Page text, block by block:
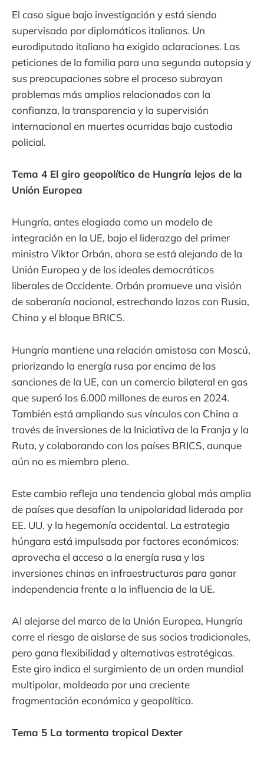
El caso sigue bajo investigación y está siendo
supervisado por diplomáticos italianos. Un
eurodiputado italiano ha exigido aclaraciones. Las
peticiones de la familia para una segunda autopsia y
sus preocupaciones sobre el proceso subrayan
problemas más amplios relacionados con la
confianza, la transparencia y la supervisión
internacional en muertes ocurridas bajo custodia
policial.
Tema 4 El giro geopolítico de Hungría lejos de la
Unión Europea
Hungría, antes elogiada como un modelo de
integración en la UE, bajo el liderazgo del primer
ministro Viktor Orbán, ahora se está alejando de la
Unión Europea y de los ideales democráticos
liberales de Occidente. Orbán promueve una visión
de soberanía nacional, estrechando lazos con Rusia,
China y el bloque BRICS.
Hungría mantiene una relación amistosa con Moscú,
priorizando la energía rusa por encima de las
sanciones de la UE, con un comercio bilateral en gas
que superó los 6.000 millones de euros en 2024.
También está ampliando sus vínculos con China a
través de inversiones de la Iniciativa de la Franja y la
Ruta, y colaborando con los países BRICS, aunque
aún no es miembro pleno.
Este cambio refleja una tendencia global más amplia
de países que desafían la unipolaridad liderada por
EE. UU. y la hegemonía occidental. La estrategia
húngara está impulsada por factores económicos:
aprovecha el acceso a la energía rusa y las
inversiones chinas en infraestructuras para ganar
independencia frente a la influencia de la UE.
Al alejarse del marco de la Unión Europea, Hungría
corre el riesgo de aislarse de sus socios tradicionales,
pero gana flexibilidad y alternativas estratégicas.
Este giro indica el surgimiento de un orden mundial
multipolar, moldeado por una creciente
fragmentación económica y geopolítica.
Tema 5 La tormenta tropical Dexter